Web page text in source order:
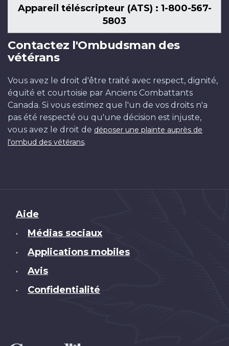
Appareil téléscripteur (ATS) : 1-800-567-
5803
Contactez l'Ombudsman des
vétérans
Vous avez le droit d'être traité avec respect, dignité,
équité et courtoisie par Anciens Combattants
Canada. Si vous estimez que l'un de vos droits n'a
pas été respecté ou qu'une décision est injuste,
vous avez le droit de déposer une plainte auprès de
l'ombud des vétérans.
Brand
Aide
• Médias sociaux
• Applications mobiles
• Avis
• Confidentialité